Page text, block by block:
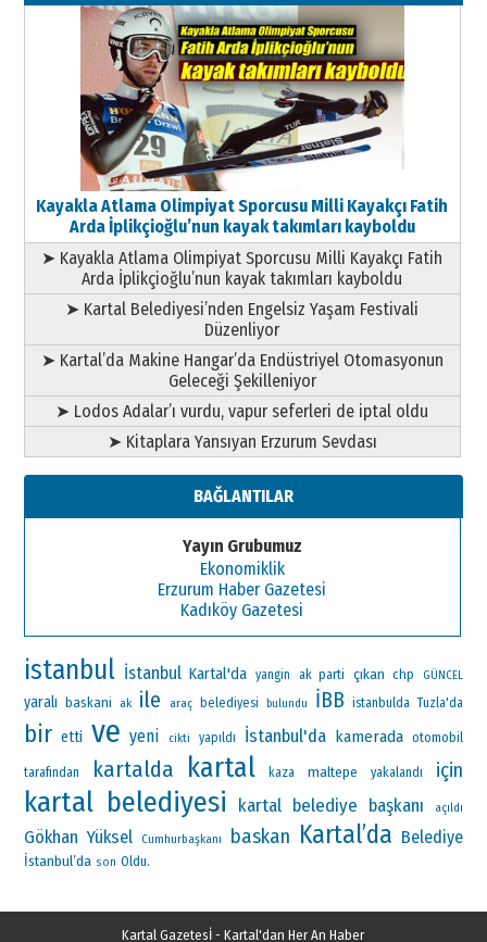
11 Mayıs 2026 Pazartesi
Kayakla Atlama Olimpiyat Sporcusu Milli Kayakçı Fatih
Arda İplikçioğlu’nun kayak takımları kayboldu
➤ Kayakla Atlama Olimpiyat Sporcusu Milli Kayakçı Fatih
Arda İplikçioğlu’nun kayak takımları kayboldu
➤ Kartal Belediyesi’nden Engelsiz Yaşam Festivali
Düzenliyor
➤ Kartal’da Makine Hangar’da Endüstriyel Otomasyonun
Geleceği Şekilleniyor
➤ Lodos Adalar’ı vurdu, vapur seferleri de iptal oldu
➤ Kitaplara Yansıyan Erzurum Sevdası
BAĞLANTILAR
Yayın Grubumuz
Ekonomiklik
Erzurum Haber Gazetesi
Kadıköy Gazetesi
istanbul İstanbul Kartal'da yangin ak parti çıkan chp GÜNCEL
yaralı baskani ak ile araç belediyesi bulundu İBB istanbulda Tuzla'da
bir etti ve yeni cikti yapıldı İstanbul'da kamerada otomobil
tarafından kartalda kartal kaza maltepe yakalandı için
kartal belediyesi kartal belediye başkanı açıldı
Gökhan Yüksel Cumhurbaşkanı baskan Kartal’da Belediye
İstanbul’da son Oldu.
Kartal Gazetesİ - Kartal'dan Her An Haber